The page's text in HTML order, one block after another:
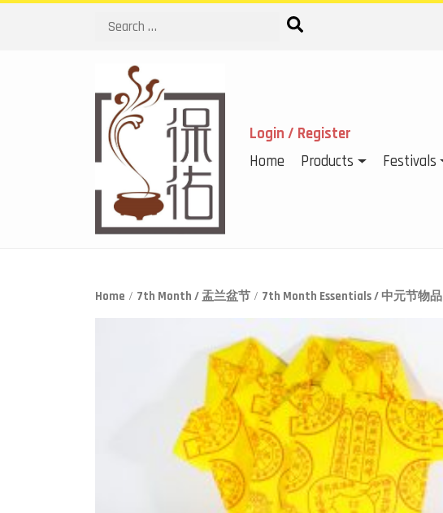
Search
Login / Register
Home Products Festivals
Home / 7th Month / 盂兰盆节 / 7th Month Essentials / 中元节物品